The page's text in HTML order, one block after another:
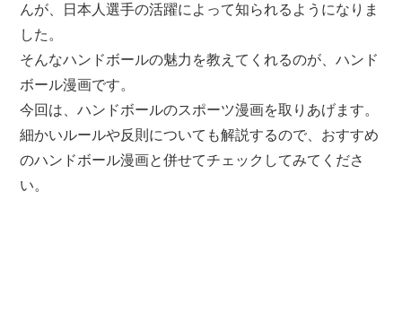
んが、日本人選手の活躍によって知られるようになりま
した。
そんなハンドボールの魅力を教えてくれるのが、ハンド
ボール漫画です。
今回は、ハンドボールのスポーツ漫画を取りあげます。
細かいルールや反則についても解説するので、おすすめ
のハンドボール漫画と併せてチェックしてみてくださ
い。